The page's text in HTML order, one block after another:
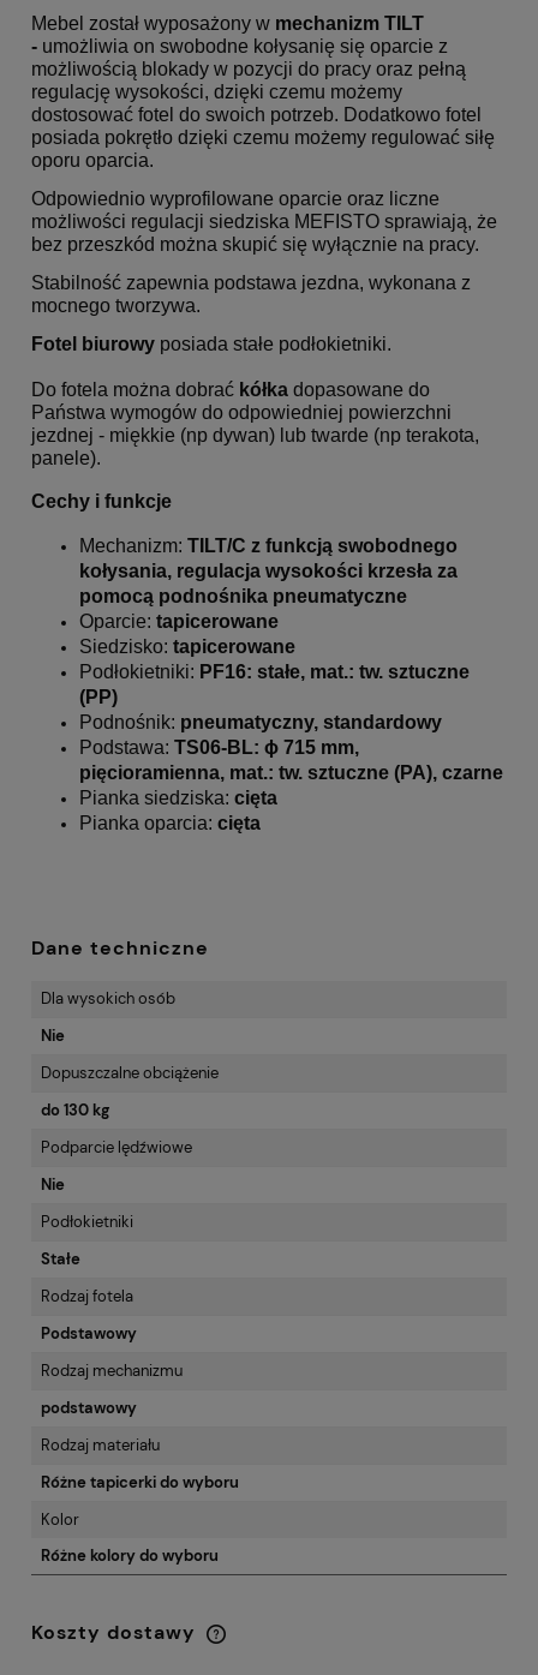
Mebel został wyposażony w mechanizm TILT
- umożliwia on swobodne kołysanię się oparcie z
możliwością blokady w pozycji do pracy oraz pełną
regulację wysokości, dzięki czemu możemy
dostosować fotel do swoich potrzeb. Dodatkowo fotel
posiada pokrętło dzięki czemu możemy regulować siłę
oporu oparcia.
Odpowiednio wyprofilowane oparcie oraz liczne
możliwości regulacji siedziska MEFISTO sprawiają, że
bez przeszkód można skupić się wyłącznie na pracy.
Stabilność zapewnia podstawa jezdna, wykonana z
mocnego tworzywa.
Fotel biurowy posiada stałe podłokietniki.
Do fotela można dobrać kółka dopasowane do
Państwa wymogów do odpowiedniej powierzchni
jezdnej - miękkie (np dywan) lub twarde (np terakota,
panele).
Cechy i funkcje
Mechanizm: TILT/C z funkcją swobodnego
kołysania, regulacja wysokości krzesła za
pomocą podnośnika pneumatyczne
Oparcie: tapicerowane
Siedzisko: tapicerowane
Podłokietniki: PF16: stałe, mat.: tw. sztuczne
(PP)
Podnośnik: pneumatyczny, standardowy
Podstawa: TS06-BL: ϕ 715 mm,
pięcioramienna, mat.: tw. sztuczne (PA), czarne
Pianka siedziska: cięta
Pianka oparcia: cięta
Dane techniczne
Dla wysokich osób
Nie
Dopuszczalne obciążenie
do 130 kg
Podparcie lędźwiowe
Nie
Podłokietniki
Stałe
Rodzaj fotela
Podstawowy
Rodzaj mechanizmu
podstawowy
Rodzaj materiału
Różne tapicerki do wyboru
Kolor
Różne kolory do wyboru
Koszty dostawy
Cena nie zawiera ewentualnych kosztów